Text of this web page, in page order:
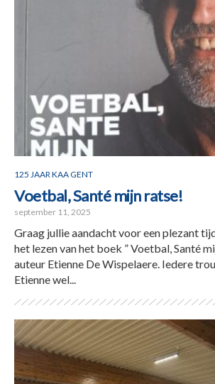
125 JAAR KAA GENT
Voetbal, Santé mijn ratse!
september 11, 2025
Graag jullie aandacht voor een plezant
het lezen van het boek ” Voetbal, Santé
auteur Etienne De Wispelaere. Iedere
Etienne wel...